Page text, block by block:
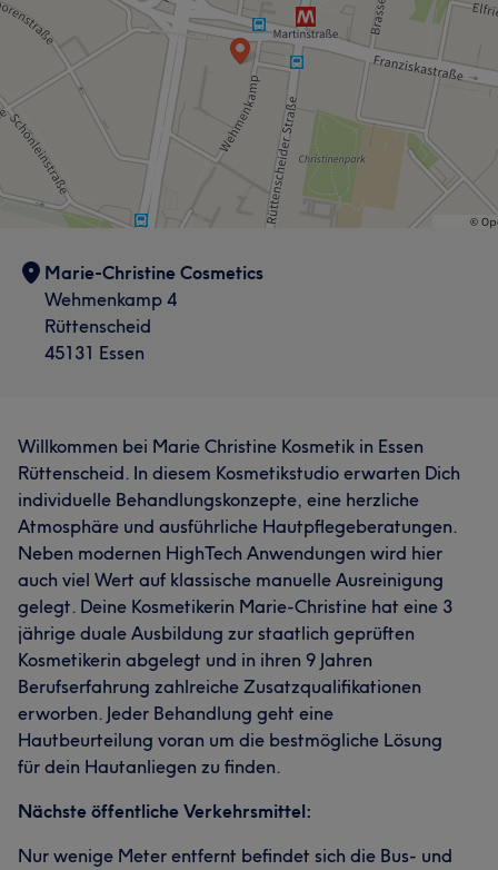
Marie-Christine Cosmetics
Wehmenkamp 4
Rüttenscheid
45131 Essen
Willkommen bei Marie Christine Kosmetik in Essen
Rüttenscheid. In diesem Kosmetikstudio erwarten Dich
individuelle Behandlungskonzepte, eine herzliche
Atmosphäre und ausführliche Hautpflegeberatungen.
Neben modernen HighTech Anwendungen wird hier
auch viel Wert auf klassische manuelle Ausreinigung
gelegt. Deine Kosmetikerin Marie-Christine hat eine 3
jährige duale Ausbildung zur staatlich geprüften
Kosmetikerin abgelegt und in ihren 9 Jahren
Berufserfahrung zahlreiche Zusatzqualifikationen
erworben. Jeder Behandlung geht eine
Hautbeurteilung voran um die bestmögliche Lösung
für dein Hautanliegen zu finden.
Nächste öffentliche Verkehrsmittel:
Nur wenige Meter entfernt befindet sich die Bus- und